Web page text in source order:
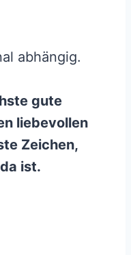
abhängig.
gute
liebevollen
Zeichen,
ist.